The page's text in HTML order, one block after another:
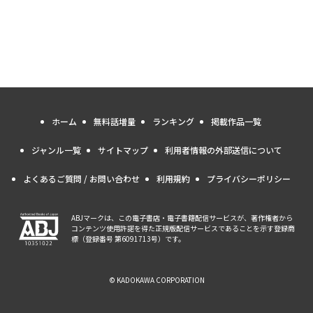
ホーム 無料話増量 ランキング 掲載作品一覧
ジャンル一覧 サイトマップ 利用者情報の外部送信について
よくあるご質問 / お問い合わせ 利用規約 プライバシーポリシー
ABJマークは、この電子書店・電子書籍配信サービスが、著作権者から
コンテンツ使用許諾を得た正規版配信サービスであることを示す登録商
標（登録番号 第6091713号）です。
© KADOKAWA CORPORATION